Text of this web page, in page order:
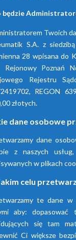
Straty
SeriaEDD
niezawodne
Brak strat
olejami
będzie
Twoich
S.A. z
28 wpisana do
Rejonowy Poznań
Rejestru
REGON
złotych.
dane osobowe
dane
z naszych
w plikach
celu
te dane w
aby:
się tam
Ci większe